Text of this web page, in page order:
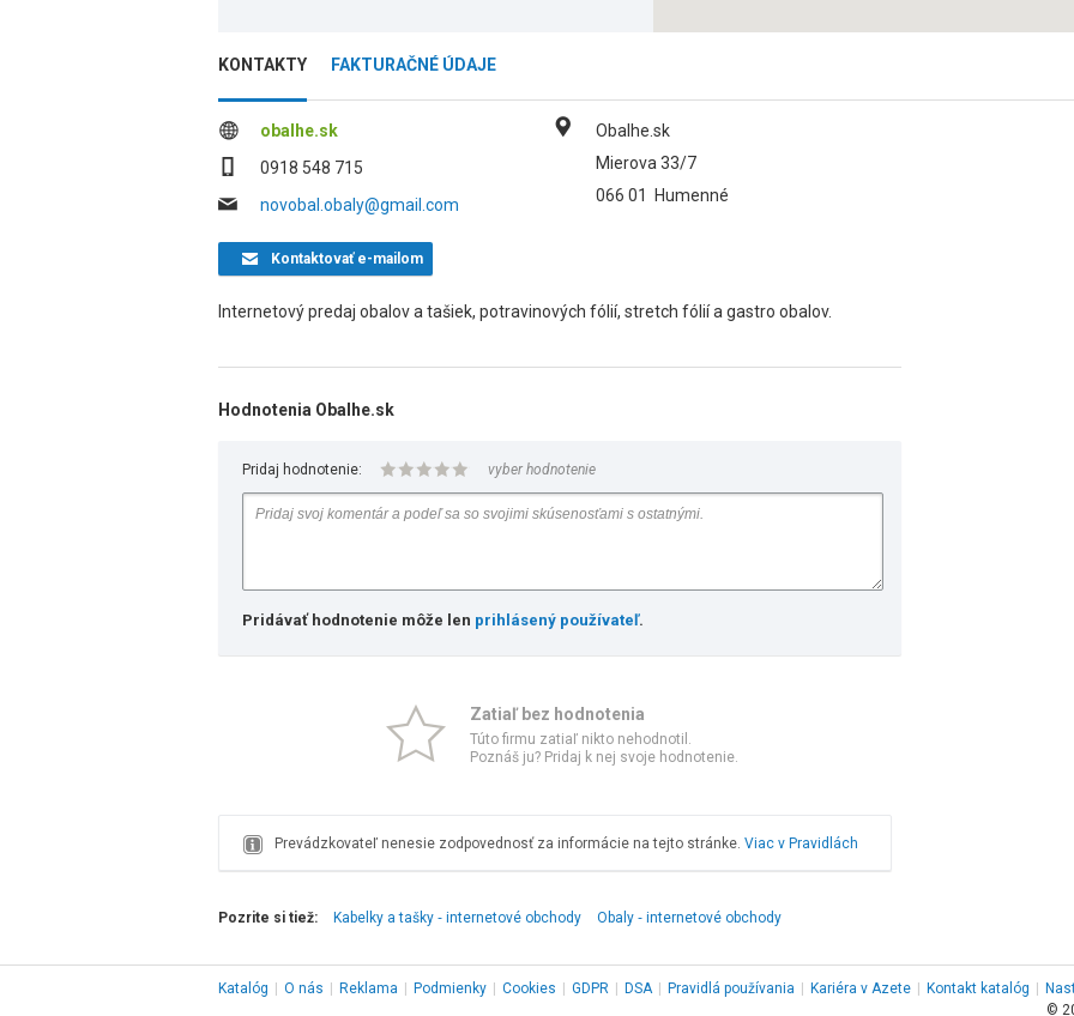
KONTAKTY FAKTURAČNÉ ÚDAJE
obalhe.sk
0918 548 715
novobal.obaly@gmail.com
Obalhe.sk
Mierova 33/7
066 01
Humenné
Kontaktovaťe-mailom
Internetový predaj obalov a tašiek, potravinových fólií, stretch fólií a gastro obalov.
Hodnotenia Obalhe.sk
Pridaj hodnotenie: vyber hodnotenie
Pridávať hodnotenie môže len prihlásený používateľ.
Zatiaľ bez hodnotenia
Túto firmu zatiaľ nikto nehodnotil.
Poznáš ju? Pridaj k nej svoje hodnotenie.
Prevádzkovateľ nenesie zodpovednosť za informácie na tejto stránke. Viac v Pravidlách
Pozrite si tiež: Kabelky a tašky ‑ internetové obchody Obaly ‑ internetové obchody
Katalóg O nás Reklama Podmienky Cookies GDPR DSA Pravidlá používania Kariéra v Azete Kontakt katalóg
©